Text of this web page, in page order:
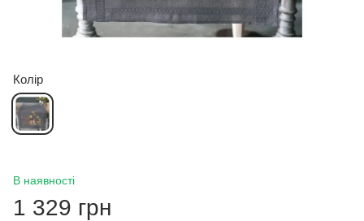
Колір
В наявності
1 329 грн